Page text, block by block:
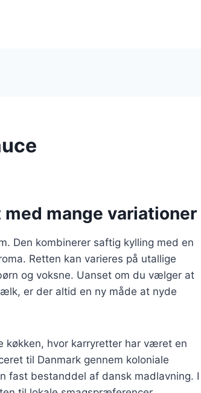
mange variationer
Den kombinerer saftig kylling med en
Retten kan varieres på utallige
og voksne. Uanset om du vælger at
er der altid en ny måde at nyde
køkken, hvor karryretter har været en
til Danmark gennem koloniale
fast bestanddel af dansk madlavning. I